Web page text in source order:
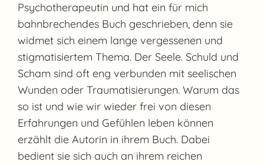
Psychotherapeutin und hat ein für mich
bahnbrechendes Buch geschrieben, denn sie
widmet sich einem lange vergessenen und
stigmatisiertem Thema. Der Seele. Schuld und
Scham sind oft eng verbunden mit seelischen
Wunden oder Traumatisierungen. Warum das
so ist und wie wir wieder frei von diesen
Erfahrungen und Gefühlen leben können
erzählt die Autorin in ihrem Buch. Dabei
bedient sie sich auch an ihrem reichen